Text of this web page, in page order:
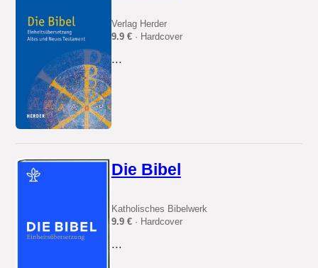
Verlag Herder
9.9 €· Hardcover
...
Die Bibel
Katholisches Bibelwerk
9.9 €· Hardcover
...